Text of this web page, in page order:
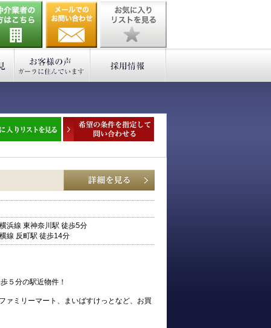
浜線 東神奈川駅 徒歩5分
線 反町駅 徒歩14分
５分の駅近物件！
ァミリーマート、まいばすけっとなど、お買